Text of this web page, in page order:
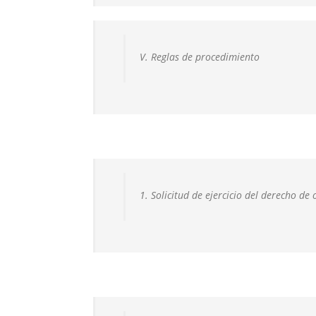
V. Reglas de procedimiento
1. Solicitud de ejercicio del derecho de